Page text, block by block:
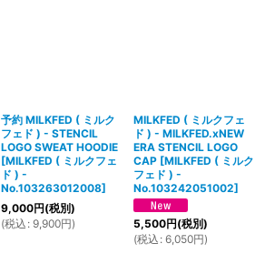
予約 MILKFED ( ミルク
フェド ) - STENCIL
LOGO SWEAT HOODIE
[MILKFED ( ミルクフェ
ド ) -
No.103263012008]
9,000円(税別)
(税込 : 9,900円)
MILKFED ( ミルクフェ
ド ) - MILKFED.xNEW
ERA STENCIL LOGO
CAP [MILKFED ( ミルク
フェド ) -
No.103242051002]
5,500円(税別)
(税込 : 6,050円)